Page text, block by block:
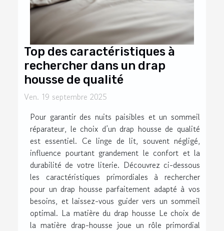
Top des caractéristiques à
rechercher dans un drap
housse de qualité
Ven. 19 septembre 2025
Pour garantir des nuits paisibles et un sommeil
réparateur, le choix d’un drap housse de qualité
est essentiel. Ce linge de lit, souvent négligé,
influence pourtant grandement le confort et la
durabilité de votre literie. Découvrez ci-dessous
les caractéristiques primordiales à rechercher
pour un drap housse parfaitement adapté à vos
besoins, et laissez-vous guider vers un sommeil
optimal. La matière du drap housse Le choix de
la matière drap-housse joue un rôle primordial